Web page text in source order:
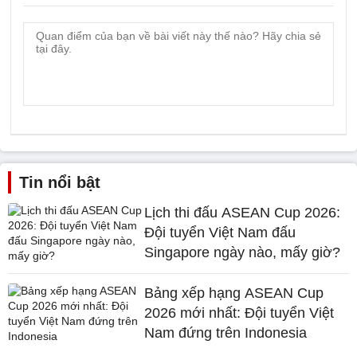
Tin nổi bật
Lịch thi đấu ASEAN Cup 2026:
Đội tuyển Việt Nam đấu
Singapore ngày nào, mấy giờ?
Bảng xếp hạng ASEAN Cup
2026 mới nhất: Đội tuyển Việt
Nam đứng trên Indonesia